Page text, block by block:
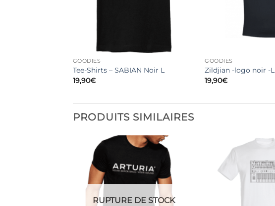
GOODIES
Tee-Shirts – SABIAN Noir L
19,90€
GOODIES
Zildjian -logo noir -L
19,90€
PRODUITS SIMILAIRES
RUPTURE DE STOCK